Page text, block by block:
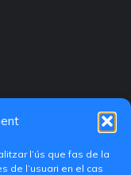
l’ús que fas de la
de l’usuari en el cas